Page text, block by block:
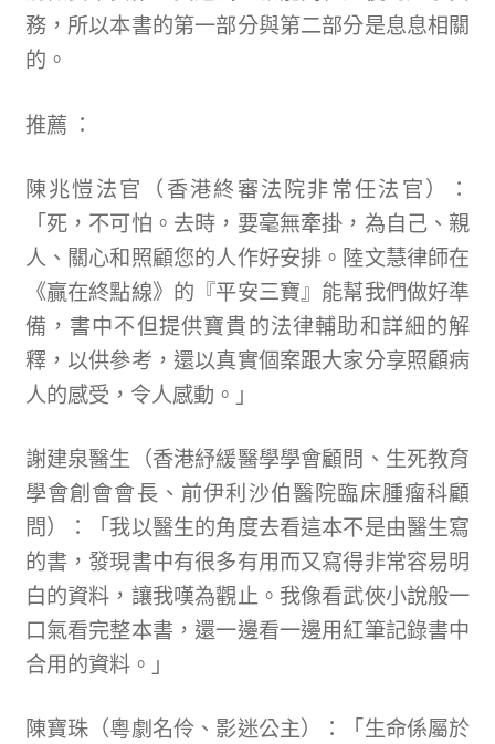
務，所以本書的第一部分與第二部分是息息相關
的。
推薦 ：
陳兆愷法官（香港終審法院非常任法官）：
「死，不可怕。去時，要毫無牽掛，為自己、親
人、關心和照顧您的人作好安排。陸文慧律師在
《贏在終點線》的『平安三寶』能幫我們做好準
備，書中不但提供寶貴的法律輔助和詳細的解
釋，以供參考，還以真實個案跟大家分享照顧病
人的感受，令人感動。」
謝建泉醫生（香港紓緩醫學學會顧問、生死教育
學會創會會長、前伊利沙伯醫院臨床腫瘤科顧
問）：「我以醫生的角度去看這本不是由醫生寫
的書，發現書中有很多有用而又寫得非常容易明
白的資料，讓我嘆為觀止。我像看武俠小說般一
口氣看完整本書，還一邊看一邊用紅筆記錄書中
合用的資料。」
陳寶珠（粵劇名伶、影迷公主）：「生命係屬於